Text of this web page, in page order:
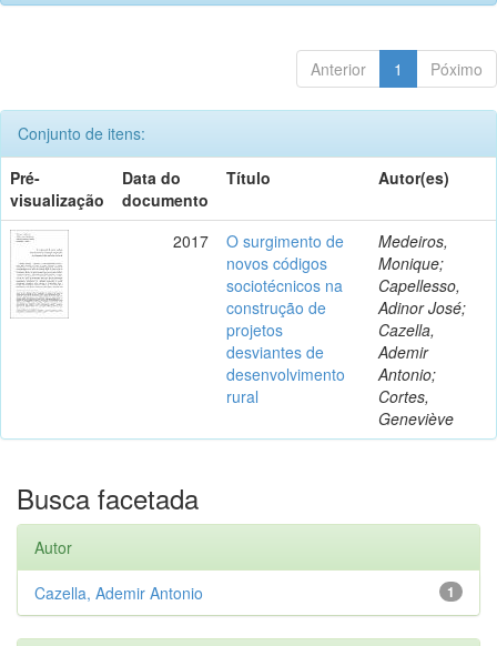
Anterior 1 Póximo
Conjunto de itens:
Pré-
visualização
Data do
documento
Título Autor(es)
2017
O surgimento de
novos códigos
sociotécnicos na
construção de
projetos
desviantes de
desenvolvimento
rural
Medeiros,
Monique;
Capellesso,
Adinor José;
Cazella,
Ademir
Antonio;
Cortes,
Geneviève
Busca facetada
Autor
1
Cazella, Ademir Antonio